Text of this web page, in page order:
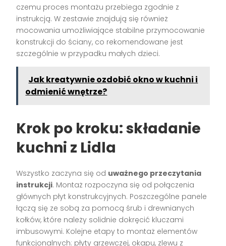
czemu proces montażu przebiega zgodnie z
instrukcją. W zestawie znajdują się również
mocowania umożliwiające stabilne przymocowanie
konstrukcji do ściany, co rekomendowane jest
szczególnie w przypadku małych dzieci.
Jak kreatywnie ozdobić okno w kuchni i
odmienić wnętrze?
Krok po kroku: składanie
kuchni z Lidla
Wszystko zaczyna się od uważnego przeczytania
instrukcji. Montaż rozpoczyna się od połączenia
głównych płyt konstrukcyjnych. Poszczególne panele
łączą się ze sobą za pomocą śrub i drewnianych
kołków, które należy solidnie dokręcić kluczami
imbusowymi. Kolejne etapy to montaż elementów
funkcjonalnych: płyty grzewczej, okapu, zlewu z